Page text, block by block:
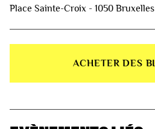
Place Sainte-Croix - 1050 Bruxelles
ACHETER DES